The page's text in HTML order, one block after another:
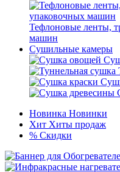
Тефлоновые ленты,
машин
Сушильные камеры
Новинка Новинки
Хит Хиты продаж
% Скидки